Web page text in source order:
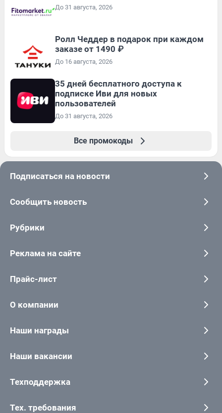
До 31 августа, 2026
Ролл Чеддер в подарок при каждом
заказе от 1490 ₽
До 16 августа, 2026
35 дней бесплатного доступа к
подписке Иви для новых
пользователей
До 31 августа, 2026
Все промокоды
Подписаться на новости
Сообщить новость
Рубрики
Реклама на сайте
Прайс-лист
О компании
Наши награды
Наши вакансии
Техподдержка
Тех. требования